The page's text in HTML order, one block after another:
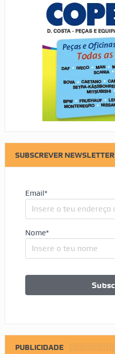
SUBSCREVER NEWSLETTER
Email*
Nome*
PUBLICIDADE